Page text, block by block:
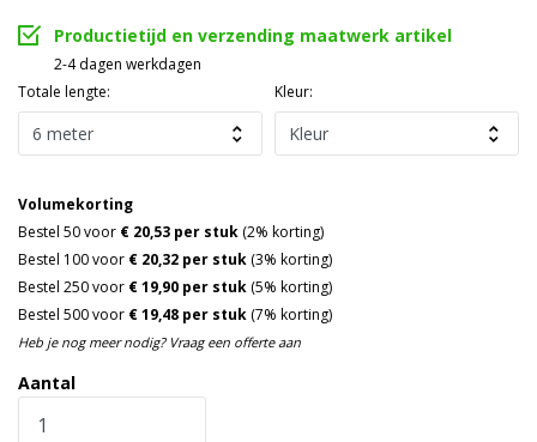
Productietijd en verzending maatwerk artikel
2-4 dagen werkdagen
Totale lengte:
Kleur:
Aantal
Volumekorting
Bestel 50 voor € 20,53 per stuk (2% korting)
Bestel 100 voor € 20,32 per stuk (3% korting)
Bestel 250 voor € 19,90 per stuk (5% korting)
Bestel 500 voor € 19,48 per stuk (7% korting)
Heb je nog meer nodig? Vraag een offerte aan